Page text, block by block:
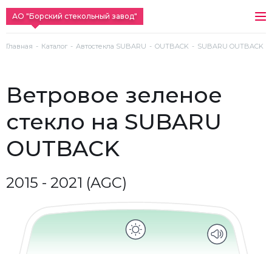
АО "Борский стекольный завод"
Главная Каталог Автостекла SUBARU OUTBACK SUBARU OUTBACK
ветровое зеленое
стекло на SUBARU
OUTBACK
2015 - 2021 (AGC)